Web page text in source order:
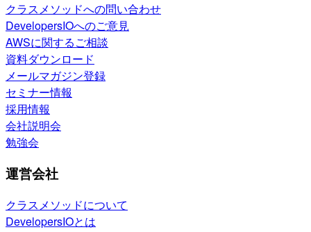
クラスメソッドへの問い合わせ
DevelopersIOへのご意見
AWSに関するご相談
資料ダウンロード
メールマガジン登録
セミナー情報
採用情報
会社説明会
勉強会
運営会社
クラスメソッドについて
DevelopersIOとは